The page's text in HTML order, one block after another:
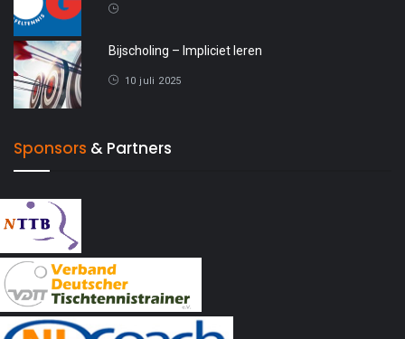
Bijscholing – Impliciet leren
10 juli 2025
Sponsors & Partners